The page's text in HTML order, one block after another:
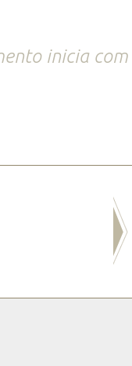
inicia com